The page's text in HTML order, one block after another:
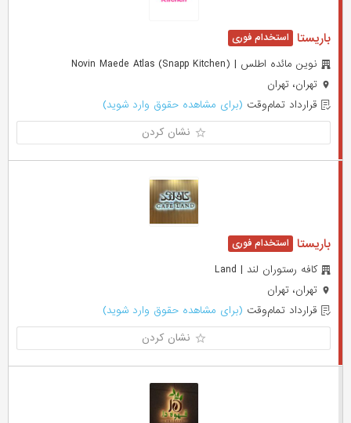
باریستا
نوین مائده اطلس | Novin Maede Atlas (Snapp Kitchen)
تهران، تهران
قرارداد تمام‌وقت (برای مشاهده حقوق وارد شوید)
نشان کردن
باریستا
کافه رستوران لند | Land
تهران، تهران
قرارداد تمام‌وقت (برای مشاهده حقوق وارد شوید)
نشان کردن